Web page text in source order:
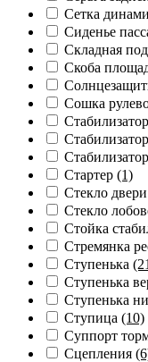
Сетка
Сиденье
Складная
Скоба
Сошка
Стартер (1)
Стекло двери
Стекло
Стойка
Стремянка
Ступенька
Ступенька
Ступенька
Ступица (10)
Суппорт
Сцепления